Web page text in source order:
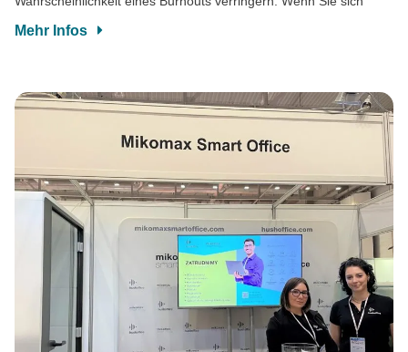
Mehr Infos